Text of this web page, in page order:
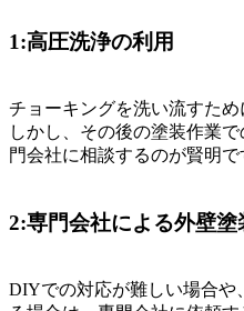
1:高圧洗浄の利用
チョーキングを洗い流すため
しかし、その後の塗装作業
門会社に相談するのが賢明で
2:専門会社による外壁塗
DIYでの対応が難しい場合や